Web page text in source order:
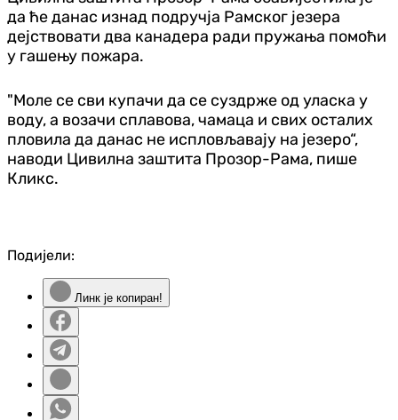
да ће данас изнад подручја Рамског језера
дејствовати два канадера ради пружања помоћи
у гашењу пожара.
"Моле се сви купачи да се суздрже од уласка у
воду, а возачи сплавова, чамаца и свих осталих
пловила да данас не испловљавају на језеро“,
наводи Цивилна заштита Прозор-Рама, пише
Кликс.
Подијели:
Линк је копиран!